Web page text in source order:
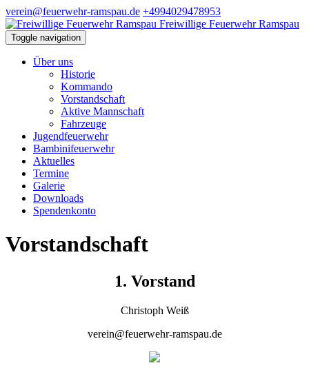
verein@feuerwehr-ramspau.de +4994029478953
Freiwillige Feuerwehr Ramspau
Toggle navigation
Über uns
Historie
Kommando
Vorstandschaft
Aktive Mannschaft
Fahrzeuge
Jugendfeuerwehr
Bambinifeuerwehr
Aktuelles
Termine
Galerie
Downloads
Spendenkonto
Vorstandschaft
1. Vorstand
Christoph Weiß
verein@feuerwehr-ramspau.de